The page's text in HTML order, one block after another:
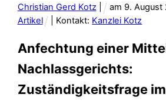
Christian Gerd Kotz| am 9.August
Artikel
| Kontakt: Kanzlei Kotz
Anfechtung einer
Nachlassgerichts:
Zuständigkeitsfrage